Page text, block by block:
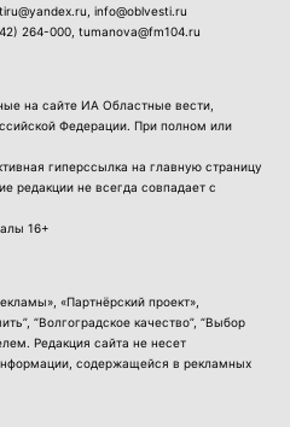
info@oblvesti.ru
264-000 , tumanova@fm104.ru
на сайте ИА Областные вести,
Федерации. При полном или
гиперссылка на главную страницу
редакции не всегда совпадает с
16+
«Партнёрский проект»,
“Волгоградское качество”, “Выбор
Редакция сайта не несет
содержащейся в рекламных